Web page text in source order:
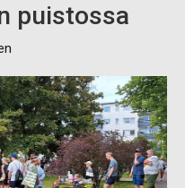
puistossa